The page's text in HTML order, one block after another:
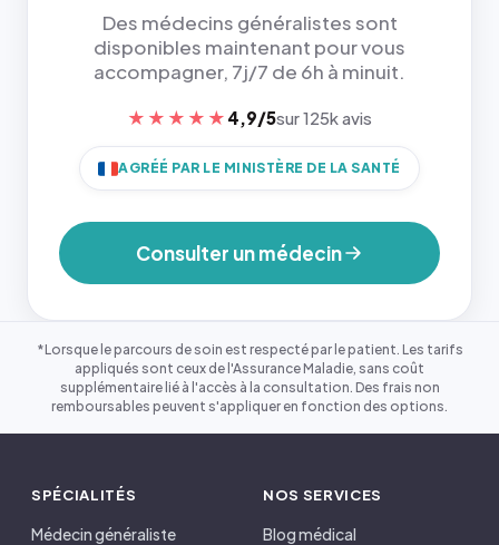
Des médecins généralistes sont
disponibles maintenant pour vous
accompagner, 7j/7 de 6h à minuit.
★★★★★ 4,9/5sur 125k avis
AGRÉÉ PAR LE MINISTÈRE DE LA SANTÉ
Consulter un médecin
*Lorsque le parcours de soin est respecté par le patient. Les tarifs
appliqués sont ceux de l'Assurance Maladie, sans coût
supplémentaire lié à l'accès à la consultation. Des frais non
remboursables peuvent s'appliquer en fonction des options.
SPÉCIALITÉS
Médecin généraliste
NOS SERVICES
Blog médical